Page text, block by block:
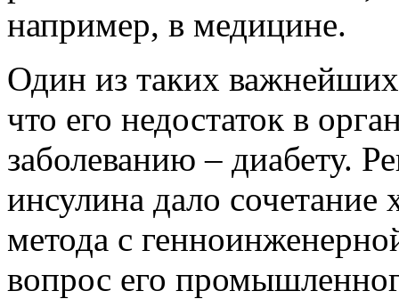
например, в медицине.
Один из таких
что его недостаток в
заболеванию – диабету.
инсулина дало
метода с
вопрос его